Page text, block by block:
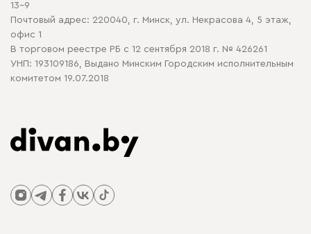
13-9
Почтовый адрес: 220040, г. Минск, ул. Некрасова 4, 5 этаж,
офис 1
В торговом реестре РБ с 12 сентября 2018 г. № 426261
УНП: 193109186, Выдано Минским Городским исполнительным
комитетом 19.07.2018